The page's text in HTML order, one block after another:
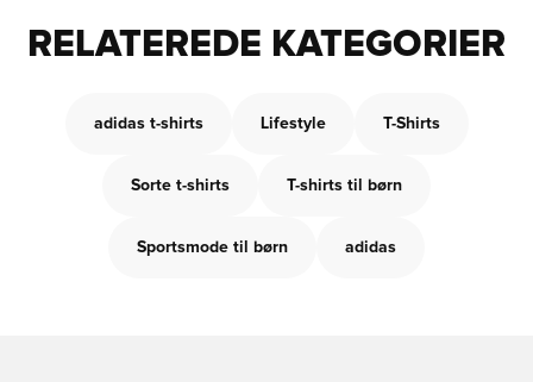
RELATEREDE KATEGORIER
adidas t-shirts Lifestyle T-Shirts
Sorte t-shirts T-shirts til børn
Sportsmode til børn adidas